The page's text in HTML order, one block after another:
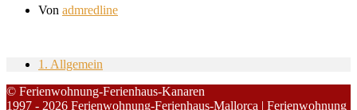
Von admredline
1. Allgemein
© Ferienwohnung-Ferienhaus-Kanaren
1997 - 2026 Ferienwohnung-Ferienhaus-Mallorca | Ferienwohnung